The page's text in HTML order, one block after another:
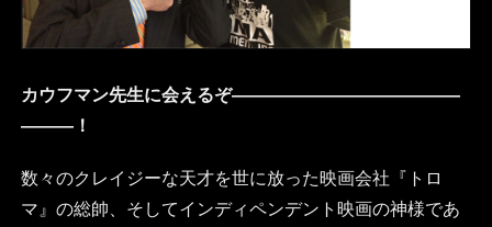
カウフマン先生に会えるぞ―――――――――――――
―――！
数々のクレイジーな天才を世に放った映画会社『トロ
マ』の総帥、そしてインディペンデント映画の神様であ